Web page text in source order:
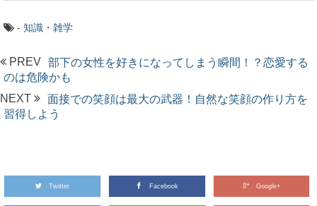
- 知識・雑学
PREV 部下の女性を好きになってしまう瞬間！？恋愛する
のは危険かも
NEXT
面接での笑顔は最大の武器！自然な笑顔の作り方を
習得しよう
Twitter Facebook Google+